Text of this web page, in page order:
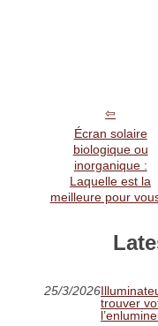
Écran solaire
biologique ou
inorganique :
Laquelle est la
meilleure pour
25/3/2026
trouver